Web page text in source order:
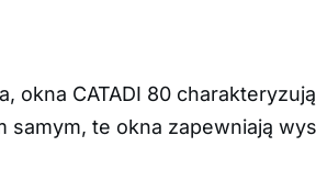
CATADI 80
samym, te okna zapewniają